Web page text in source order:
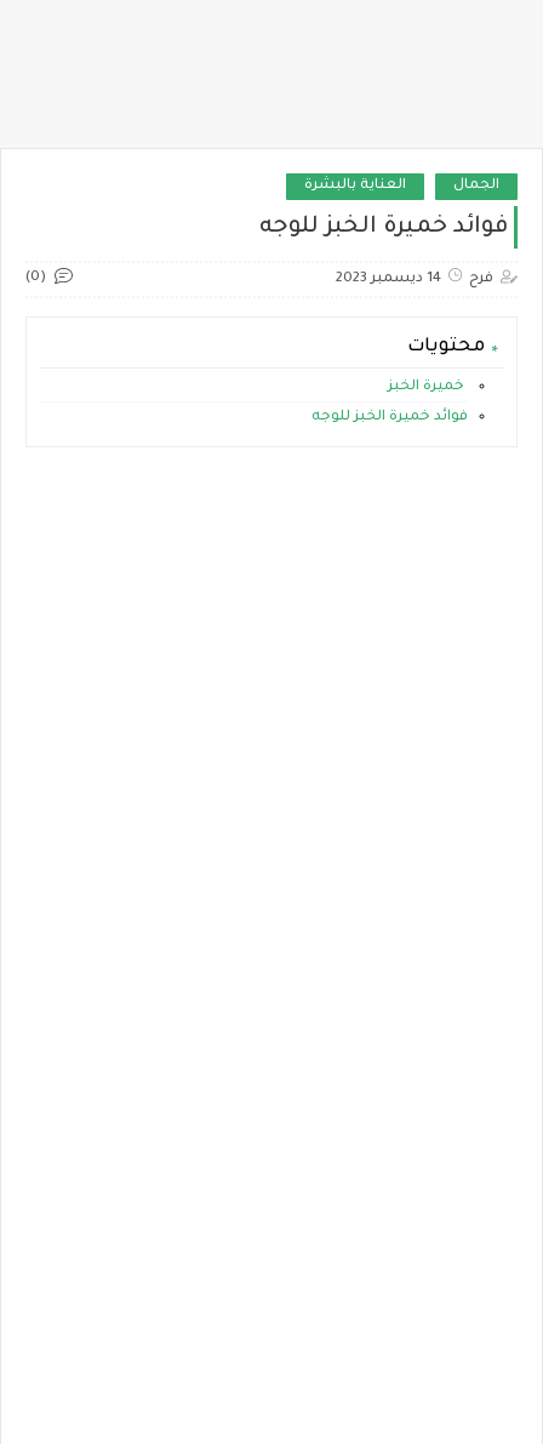
الجمال العناية بالبشرة
فوائد خميرة الخبز للوجه
فرح 14 ديسمبر 2023 (0)
محتويات
خميرة الخبز
فوائد خميرة الخبز للوجه